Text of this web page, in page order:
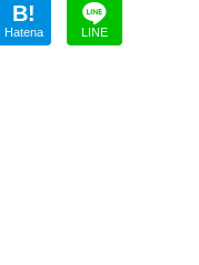
B!
Hatena LINE